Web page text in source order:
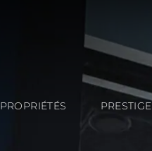
PROPRIÉTÉS PRESTIGE